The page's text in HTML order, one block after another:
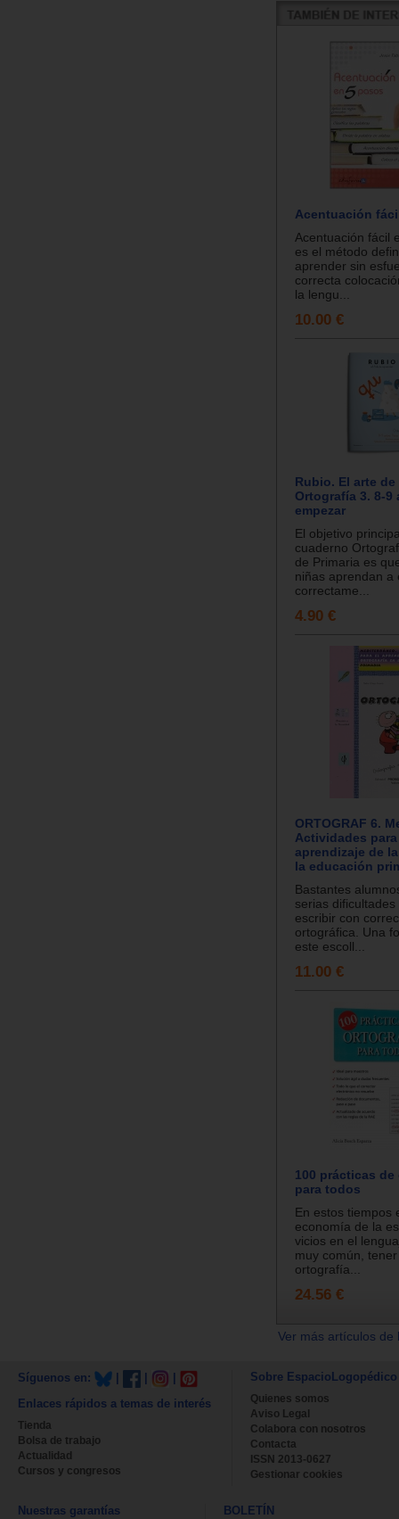
Acentuación
Acentuación fácil
es el método
aprender sin
correcta
la lengu...
10.00 €
Rubio. El arte de
Ortografía 3. 8-9
empezar
El objetivo
cuaderno
de Primaria es
niñas aprendan a
correctame...
4.90 €
ORTOGRAF 6.
Actividades
aprendizaje de
la educación
Bastantes
serias
escribir con
ortográfica. Una
este escoll...
11.00 €
100 prácticas
para todos
En estos tiempos
economía de la
vicios en el
muy común,
ortografía...
24.56 €
Ver más artículos
Síguenos en:
Enlaces rápidos a temas de interés
Tienda
Bolsa de trabajo
Actualidad
Cursos y congresos
Sobre EspacioLogopédico
Quienes somos
Aviso Legal
Colabora con nosotros
Contacta
ISSN 2013-0627
Gestionar cookies
Nuestras garantías BOLETÍN